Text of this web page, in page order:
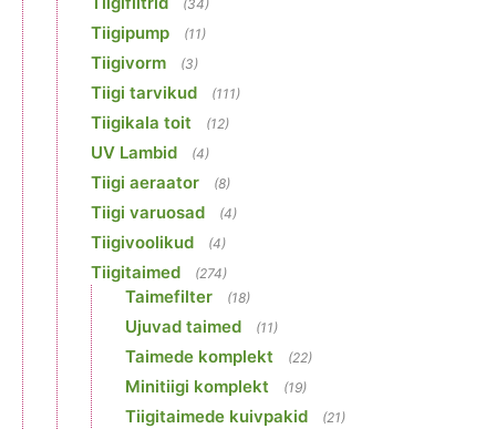
(34)
Tiigipump (11)
Tiigivorm (3)
Tiigi tarvikud (111)
Tiigikala toit (12)
UV Lambid (4)
Tiigi aeraator (8)
Tiigi varuosad (4)
Tiigivoolikud (4)
Tiigitaimed (274)
Taimefilter (18)
Ujuvad taimed (11)
Taimede komplekt (22)
Minitiigi komplekt (19)
Tiigitaimede kuivpakid (21)